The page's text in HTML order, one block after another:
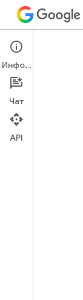
Google Tasks
Обзор
Информация
Чат
API